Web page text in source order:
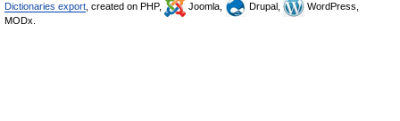
Dictionaries export , created on PHP, Joomla, Drupal,
WordPress,
MODx.